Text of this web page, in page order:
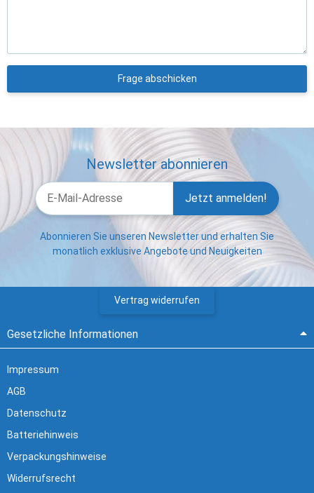
Frage abschicken
Newsletter abonnieren
Jetzt anmelden!
Abonnieren Sie unseren Newsletter und erhalten Sie
monatlich exklusive Angebote und Neuigkeiten
Vertrag widerrufen
Gesetzliche Informationen
Impressum
AGB
Datenschutz
Batteriehinweis
Verpackungshinweise
Widerrufsrecht